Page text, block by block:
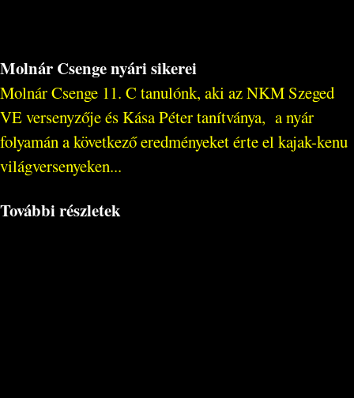
Molnár Csenge nyári sikerei
Molnár Csenge 11. C tanulónk, aki az NKM Szeged
VE versenyzője és Kása Péter tanítványa, a nyár
folyamán a következő eredményeket érte el kajak-kenu
világversenyeken...
További részletek